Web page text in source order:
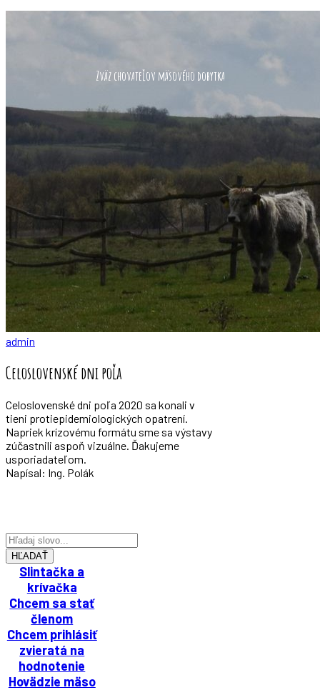
Zväz chovateľov mäsového dobytka
admin
Celoslovenské dni poľa
Celoslovenské dni poľa 2020 sa konali v
tieni protiepidemiologických opatrení.
Napriek krízovému formátu sme sa výstavy
zúčastnili aspoň vizuálne. Ďakujeme
usporiadateľom.
Napísal: Ing. Polák
HĽADAŤ
Slintačka a
krívačka
Chcem sa stať
členom
Chcem prihlásiť
zvieratá na
hodnotenie
Hovädzie mäso